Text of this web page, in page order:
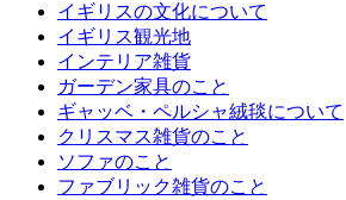
イギリスの文化について
イギリス観光地
インテリア雑貨
ガーデン家具のこと
ギャッベ・ペルシャ絨毯について
クリスマス雑貨のこと
ソファのこと
ファブリック雑貨のこと